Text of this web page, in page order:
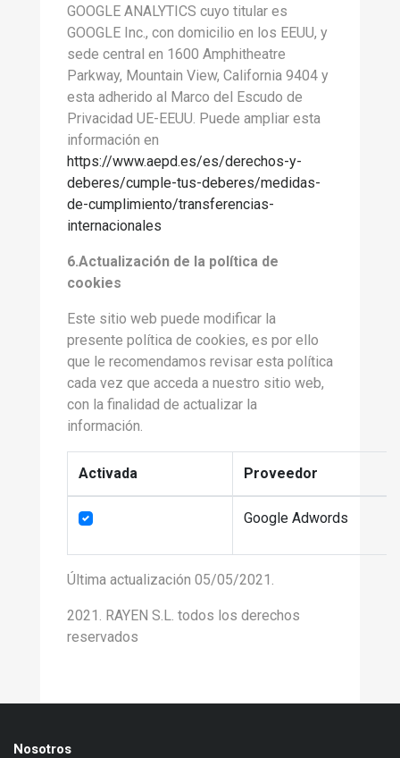
GOOGLE ANALYTICS cuyo titular es
GOOGLE Inc., con domicilio en los EEUU, y
sede central en 1600 Amphitheatre
Parkway, Mountain View, California 9404 y
esta adherido al Marco del Escudo de
Privacidad UE-EEUU. Puede ampliar esta
información en
https://www.aepd.es/es/derechos-y-
deberes/cumple-tus-deberes/medidas-
de-cumplimiento/transferencias-
internacionales
6.Actualización de la política de
cookies
Este sitio web puede modificar la
presente política de cookies, es por ello
que le recomendamos revisar esta política
cada vez que acceda a nuestro sitio web,
con la finalidad de actualizar la
información.
Activada Proveedor
Google Adwords
Última actualización 05/05/2021.
2021. RAYEN S.L. todos los derechos
reservados
Nosotros